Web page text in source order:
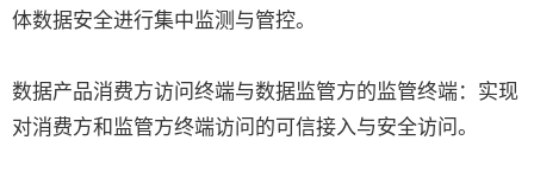
体数据安全进行集中监测与管控。
数据产品消费方访问终端与数据监管方的监管终端：实现
对消费方和监管方终端访问的可信接入与安全访问。